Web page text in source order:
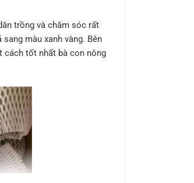
trồng và chăm sóc rất
màu xanh vàng. Bên
cách tốt nhất bà con nông